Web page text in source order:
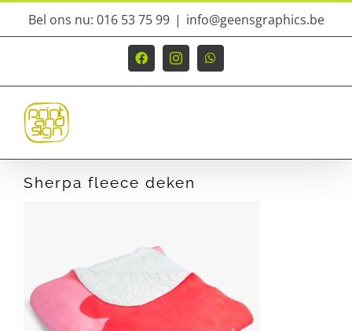
Ga
inhoud
Bel ons nu: 016 53 75 99 | info@geensgraphics.be
FacebookInstagramWhatsApp
Sherpa fleece deken